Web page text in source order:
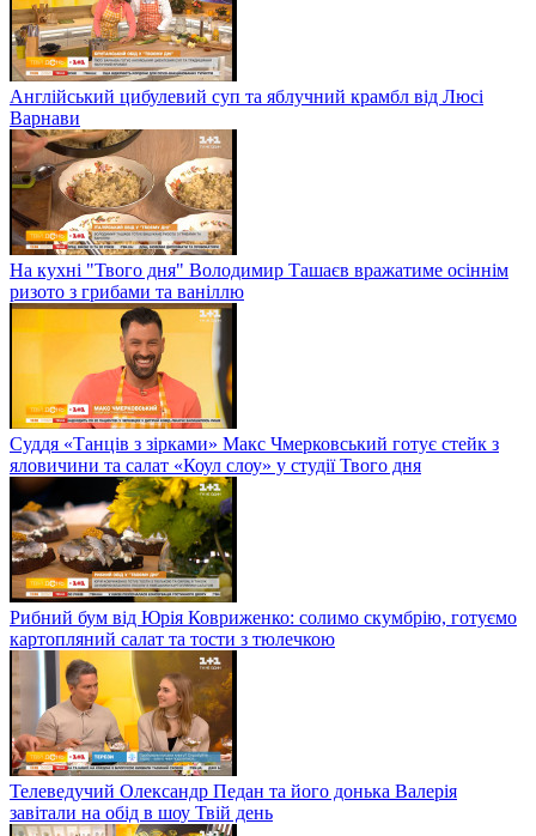
Англійський цибулевий суп та яблучний крамбл від Люсі
Варнави
На кухні "Твого дня" Володимир Ташаєв вражатиме осіннім
ризото з грибами та ваніллю
Суддя «Танців з зірками» Макс Чмерковський готує стейк з
яловичини та салат «Коул слоу» у студії Твого дня
Рибний бум від Юрія Ковриженко: солимо скумбрію, готуємо
картопляний салат та тости з тюлечкою
Телеведучий Олександр Педан та його донька Валерія
завітали на обід в шоу Твій день